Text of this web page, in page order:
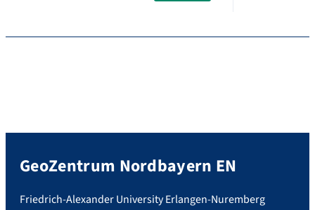
GeoZentrum Nordbayern EN
Friedrich-Alexander University Erlangen-Nuremberg